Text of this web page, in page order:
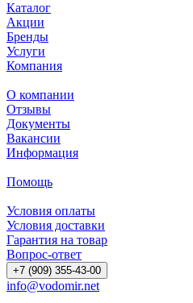
Каталог
Акции
Бренды
Услуги
Компания
О компании
Отзывы
Документы
Вакансии
Информация
Помощь
Условия оплаты
Условия доставки
Гарантия на товар
Вопрос-ответ
+7 (909) 355-43-00
info@vodomir.net